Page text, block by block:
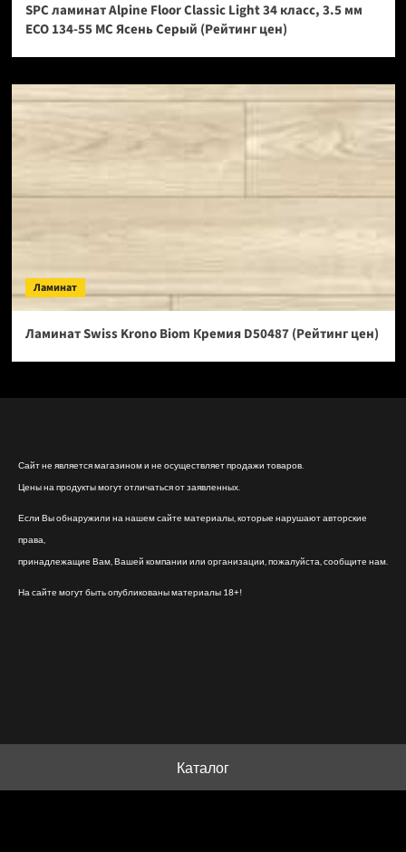
SPC ламинат Alpine Floor Classic Light 34 класс, 3.5 мм
ECO 134-55 МС Ясень Серый (Рейтинг цен)
Ламинат
Ламинат Swiss Krono Biom Кремия D50487 (Рейтинг цен)
Сайт не является магазином и не осуществляет продажи товаров.
Цены на продукты могут отличаться от заявленных.
Если Вы обнаружили на нашем сайте материалы, которые нарушают авторские
права,
принадлежащие Вам, Вашей компании или организации, пожалуйста, сообщите нам.
На сайте могут быть опубликованы материалы 18+!
Каталог